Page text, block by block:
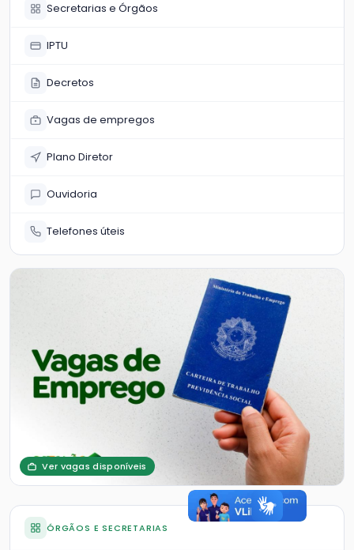
Secretarias e Órgãos
IPTU
Decretos
Vagas de empregos
Plano Diretor
Ouvidoria
Telefones úteis
Ver vagas disponíveis
ÓRGÃOS E SECRETARIAS